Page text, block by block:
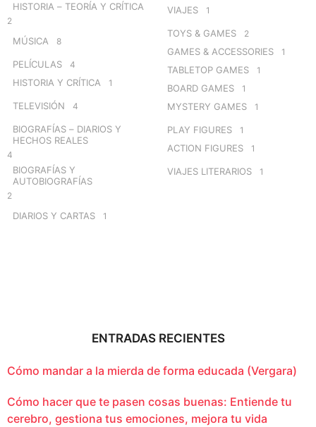
HISTORIA – TEORÍA Y CRÍTICA
2
MÚSICA 8
PELÍCULAS 4
HISTORIA Y CRÍTICA 1
TELEVISIÓN 4
BIOGRAFÍAS – DIARIOS Y
HECHOS REALES
4
BIOGRAFÍAS Y
AUTOBIOGRAFÍAS
2
DIARIOS Y CARTAS 1
VIAJES 1
TOYS & GAMES 2
GAMES & ACCESSORIES 1
TABLETOP GAMES 1
BOARD GAMES 1
MYSTERY GAMES 1
PLAY FIGURES 1
ACTION FIGURES 1
VIAJES LITERARIOS 1
ENTRADAS RECIENTES
Cómo mandar a la mierda de forma educada (Vergara)
Cómo hacer que te pasen cosas buenas: Entiende tu
cerebro, gestiona tus emociones, mejora tu vida